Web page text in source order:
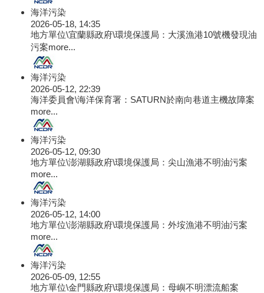
海洋污染
2026-05-18, 14:35
地方單位\宜蘭縣政府\環境保護局：大溪漁港10號機發現油
污案more...
海洋污染
2026-05-12, 22:39
海洋委員會\海洋保育署：SATURN於南向巷道主機故障案
more...
海洋污染
2026-05-12, 09:30
地方單位\澎湖縣政府\環境保護局：尖山漁港不明油污案
more...
海洋污染
2026-05-12, 14:00
地方單位\澎湖縣政府\環境保護局：外垵漁港不明油污案
more...
海洋污染
2026-05-09, 12:55
地方單位\金門縣政府\環境保護局：母嶼不明漂流船案